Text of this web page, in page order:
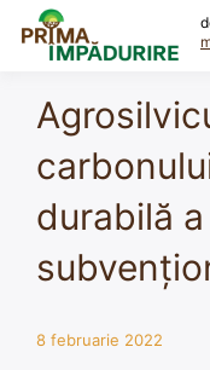
content
durabilă
8 februarie 2022